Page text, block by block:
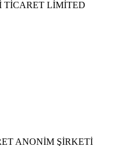
TİCARET LİMİTED
ANONİM ŞİRKETİ